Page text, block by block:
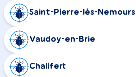
Saint-Pierre-lès-Nemours
Vaudoy-en-Brie
Chalifert